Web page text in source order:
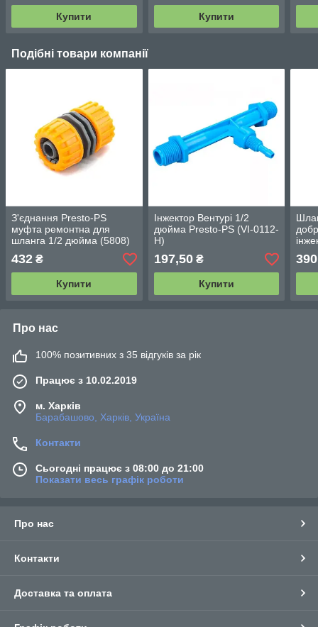
Купити Купити
Подібні товари компанії
З'єднання Presto-PS
муфта ремонтна для
шланга 1/2 дюйма (5808)
432 ₴
Купити
Інжектор Вентурі 1/2
дюйма Presto-PS (VI-0112-
H)
197,50₴
Купити
Про нас
100% позитивних з 35 відгуків за рік
Працює з 10.02.2019
м. Харків
Барабашово, Харків, Україна
Контакти
Сьогодні працює з 08:00 до 21:00
Показати весь графік роботи
Про нас
Контакти
Доставка та оплата